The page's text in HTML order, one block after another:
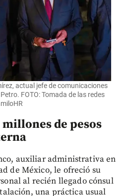
actual jefe de comunicaciones
FOTO: Tomada de las redes
millones de pesos
auxiliar administrativa en
de México, le ofreció su
al recién llegado cónsul
una práctica usual